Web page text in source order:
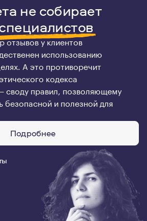
не собирает
отзывов у клиентов
использованию
А это противоречит
кодекса
своду правил, позволяющему
безопасной и полезной для
Подробнее